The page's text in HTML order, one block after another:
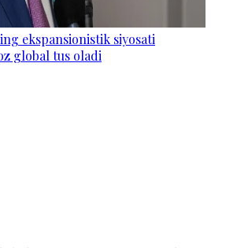
ekspansionistik siyosati
global tus oladi